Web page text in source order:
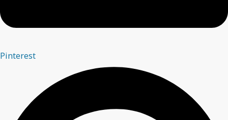
Pinterest